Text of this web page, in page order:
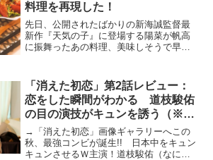
料理を再現した！
先日、公開されたばかりの新海誠監督最
新作『天気の子』に登場する陽菜が帆高
に振舞ったあの料理、美味しそうで早速
きな女の子に初めて作ってもらったメニ
ュー。「ごま油香る豆苗...
「消えた初恋」第2話レビュー：
恋をした瞬間がわかる 道枝駿佑
の目の演技がキュンを誘う（※ス
トーリーネタバレあり）
→「消えた初恋」画像ギャラリーへこの
秋、最強コンビが誕生!! 日本中をキュン
キュンさせるＷ主演！道枝駿佑（なにわ